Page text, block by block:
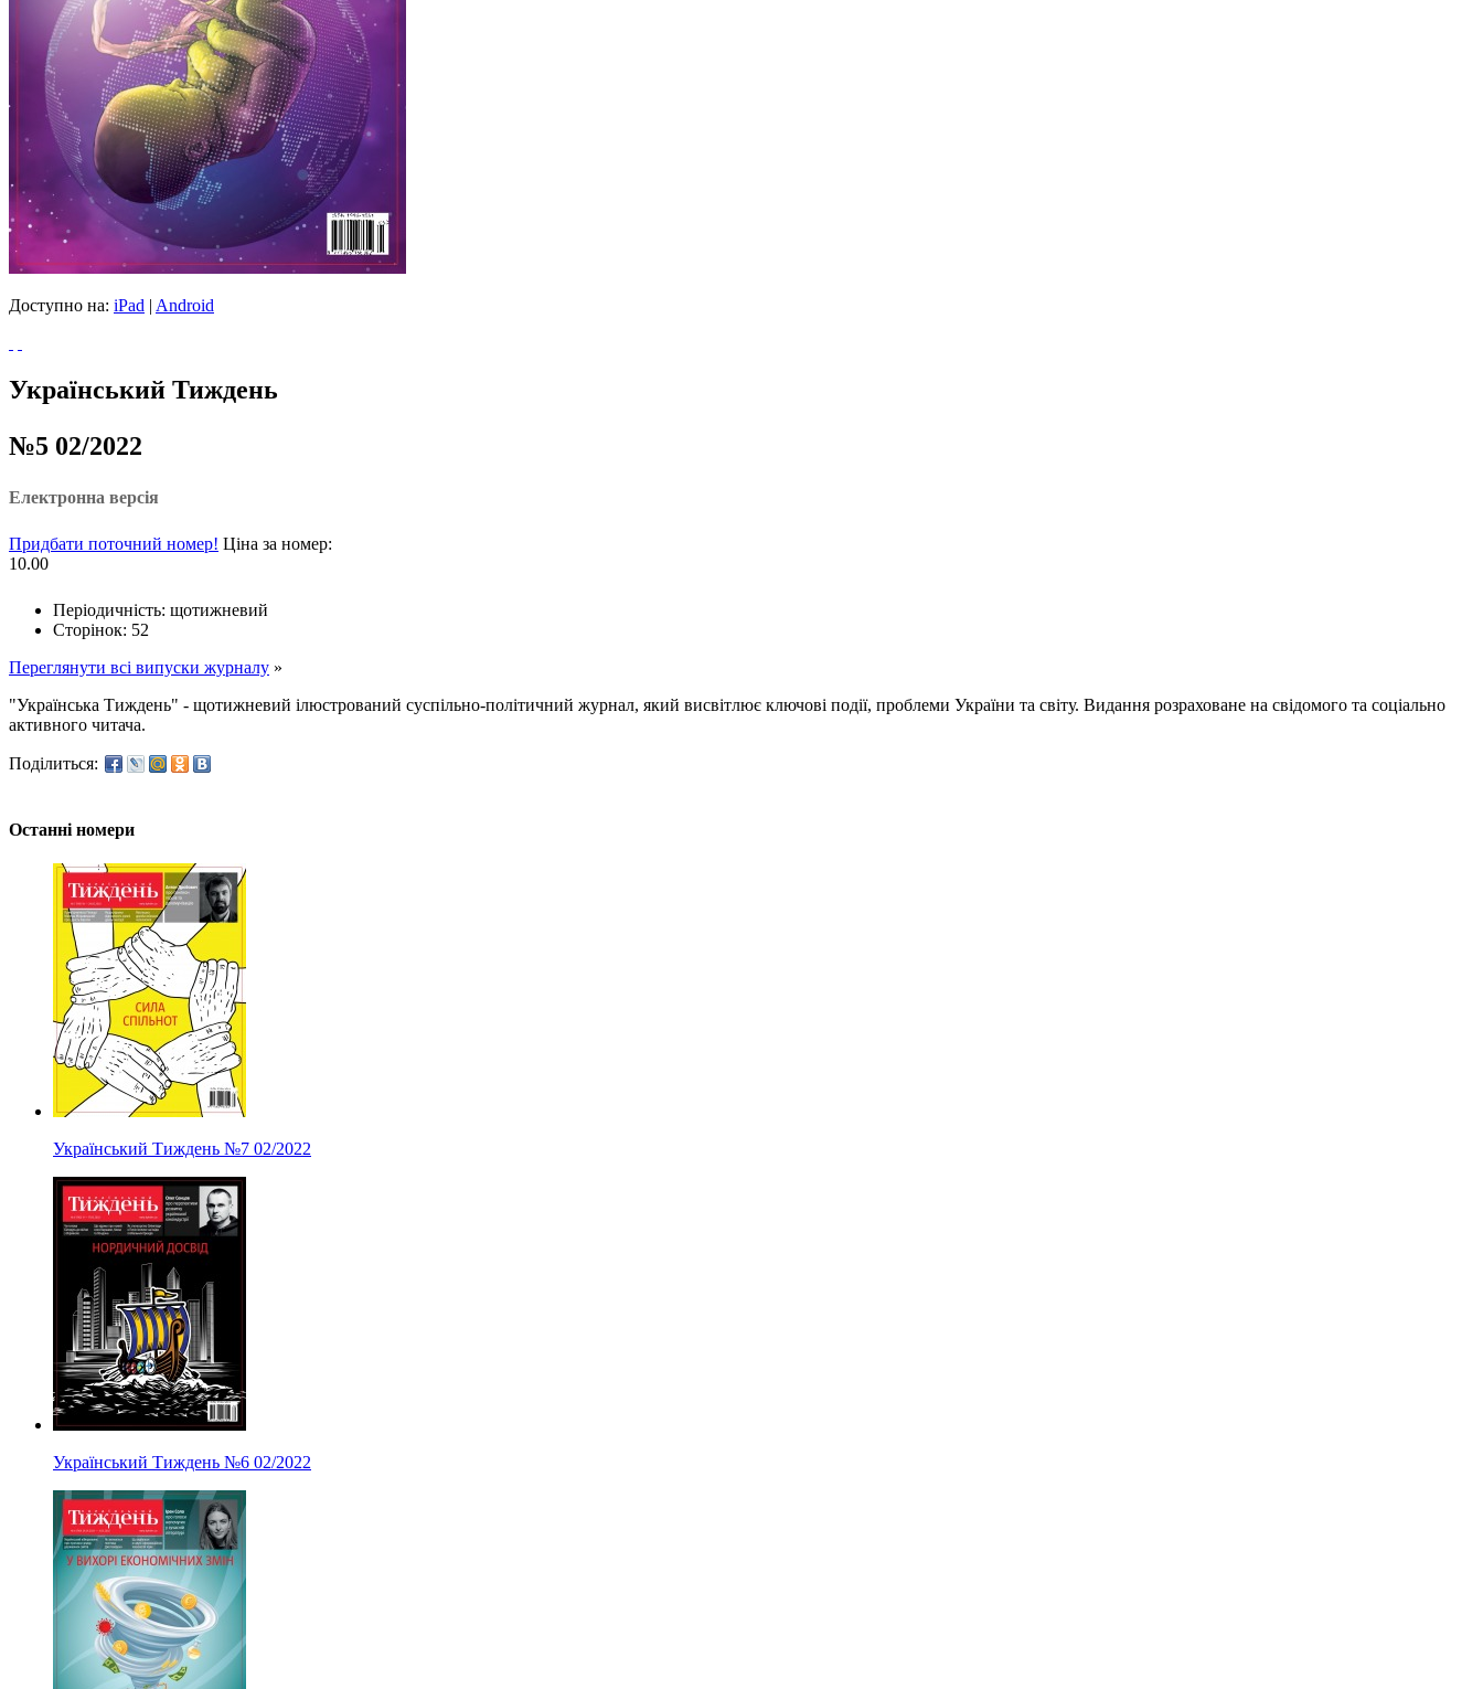
Доступно на: iPad | Android
Український Тиждень
№5 02/2022
Електронна версія
Придбати поточний номер! Ціна за номер:
10.00
Періодичність: щотижневий
Сторінок: 52
Переглянути всі випуски журналу »
"Українська Тиждень" - щотижневий ілюстрований суспільно-політичний журнал, який висвітлює ключові події, проблеми України та світу. Видання розраховане на свідомого та соціально
активного читача.
Поділиться:
Останні номери
Український Тиждень №7 02/2022
Український Тиждень №6 02/2022